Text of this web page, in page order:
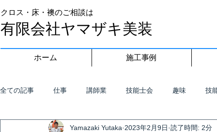
クロス・床・襖のご相談は
有限会社ヤマザキ美装
ホーム 施工事例
全ての記事 仕事 講師業 技能士会 趣味 技
Yamazaki Yutaka 2023年2月9日 読了時間: 2分